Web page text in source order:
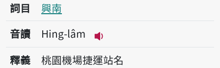
詞目
興南
音讀
Hing-lâm
播放音讀Hing-lâm
釋義
桃園機場捷運站名